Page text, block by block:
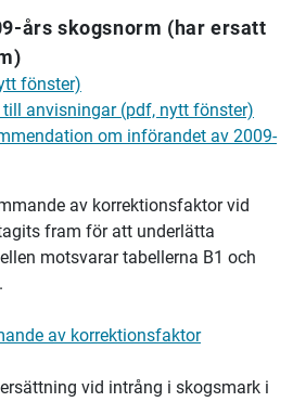
års skogsnorm (har ersatt
fönster)
anvisningar (pdf, nytt fönster)
om införandet av 2009-
av korrektionsfaktor vid
fram för att underlätta
motsvarar tabellerna B1 och
av korrektionsfaktor
vid intrång i skogsmark i